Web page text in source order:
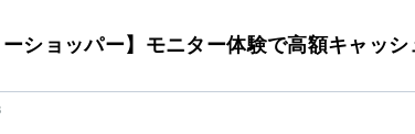
ーショッパー】モニター体験で高額キャッ